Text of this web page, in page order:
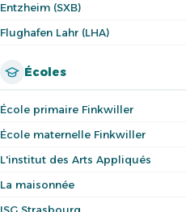
Entzheim (SXB)
Flughafen Lahr (LHA)
Écoles
École primaire Finkwiller
École maternelle Finkwiller
L'institut des Arts Appliqués
La maisonnée